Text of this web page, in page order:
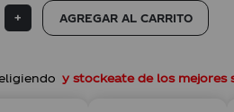
AGREGAR AL CARRITO